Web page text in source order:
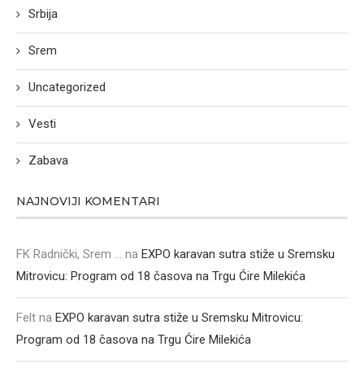
Srbija
Srem
Uncategorized
Vesti
Zabava
NAJNOVIJI KOMENTARI
FK Radnički, Srem ... na EXPO karavan sutra stiže u Sremsku
Mitrovicu: Program od 18 časova na Trgu Ćire Milekića
Felt na EXPO karavan sutra stiže u Sremsku Mitrovicu:
Program od 18 časova na Trgu Ćire Milekića